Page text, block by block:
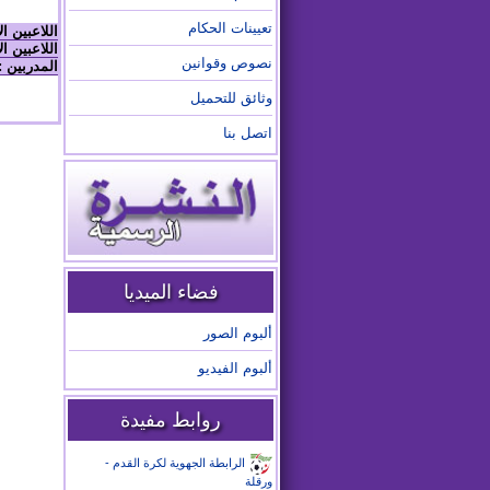
تعيينات الحكام
نصوص وقوانين
وثائق للتحميل
اتصل بنا
فضاء الميديا
ألبوم الصور
ألبوم الفيديو
روابط مفيدة
الرابطة الجهوية لكرة القدم -
ورقلة
اللاعبين
اللاعبين
المدربين :